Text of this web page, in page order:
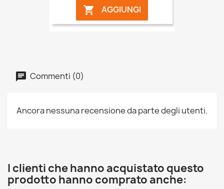
 AGGIUNGI
Commenti (0)
Ancora nessuna recensione da parte degli utenti.
I clienti che hanno acquistato questo
prodotto hanno comprato anche: